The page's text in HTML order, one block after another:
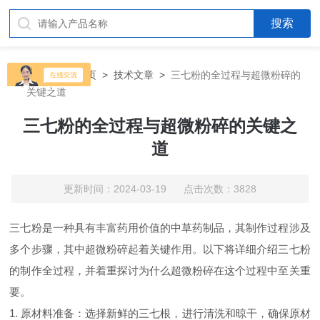
当前位置：首页 >技术文章 > 三七粉的全过程与超微粉碎的
关键之道
三七粉的全过程与超微粉碎的关键之
道
更新时间：2024-03-19 点击次数：3828
三七粉是一种具有丰富药用价值的中草药制品，其制作过程涉及
多个步骤，其中超微粉碎起着关键作用。以下将详细介绍三七粉
的制作全过程，并着重探讨为什么超微粉碎在这个过程中至关重
要。
1. 原材料准备：选择新鲜的三七根，进行清洗和晾干，确保原材